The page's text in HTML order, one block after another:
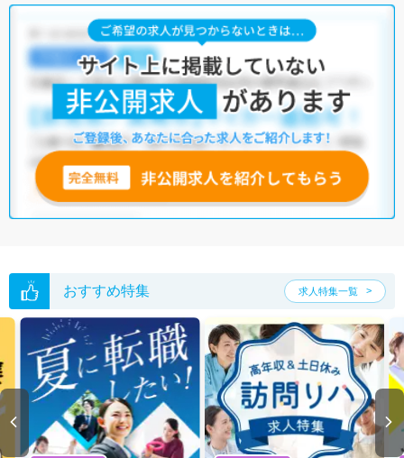
橿原市の言語聴覚士求人では以下のような条件が人気です。
積極採用中・残業少なめ ・ 住宅手当・補助あり ・
・病院・介護福祉施設・訪問リハビリ(在宅医療)・ 小児リハビ
・保育園 ・その他
他の条件でも人気の求人がございますので、「こだわり条件」から検索
いただくか、お気軽にお問い合わせください。
全国の言語聴覚士求人から検索いただくことも可能です。
無料転職支援サービス
にお申し込みいただくと、ご希望条件をヒアリン
グした上で求人をご提案いたします。
転職支援の他、情報収集や募集状況の確認も、お気軽にご相談くださ
い。
おすすめ特集 求人特集一覧